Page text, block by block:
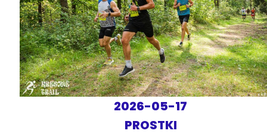
2026-05-17
PROSTKI